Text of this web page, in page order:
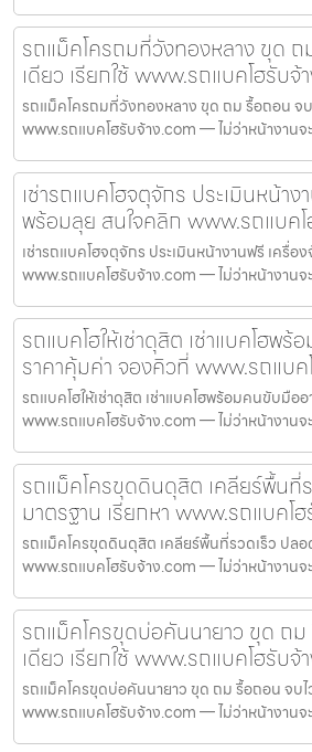
รถแม็คโครถมที่วังทองหลาง ขุด ถ
เดียว เรียกใช้ www.รถแบคโฮรับจ้
รถแม็คโครถมที่วังทองหลาง ขุด ถม รื้อถอน จบ
www.รถแบคโฮรับจ้าง.com — ไม่ว่าหน้างาน
เช่ารถแบคโฮจตุจักร ประเมินหน้า
พร้อมลุย สนใจคลิก www.รถแบค
เช่ารถแบคโฮจตุจักร ประเมินหน้างานฟรี เครื่
www.รถแบคโฮรับจ้าง.com — ไม่ว่าหน้างานจ
รถแบคโฮให้เช่าดุสิต เช่าแบคโฮพ
ราคาคุ้มค่า จองคิวที่ www.รถแบค
รถแบคโฮให้เช่าดุสิต เช่าแบคโฮพร้อมคนขับมือ
www.รถแบคโฮรับจ้าง.com — ไม่ว่าหน้างาน
รถแม็คโครขุดดินดุสิต เคลียร์พื้นที่
มาตรฐาน เรียกหา www.รถแบคโ
รถแม็คโครขุดดินดุสิต เคลียร์พื้นที่รวดเร็ว ปลอ
www.รถแบคโฮรับจ้าง.com — ไม่ว่าหน้างาน
รถแม็คโครขุดบ่อคันนายาว ขุด ถม
เดียว เรียกใช้ www.รถแบคโฮรับจ้
รถแม็คโครขุดบ่อคันนายาว ขุด ถม รื้อถอน จบไ
www.รถแบคโฮรับจ้าง.com — ไม่ว่าหน้างานจ